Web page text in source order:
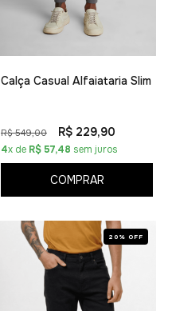
Calça Casual Alfaiataria Slim
R$ 549,00 R$ 229,90
4x de R$ 57,48 sem juros
COMPRAR
20% OFF